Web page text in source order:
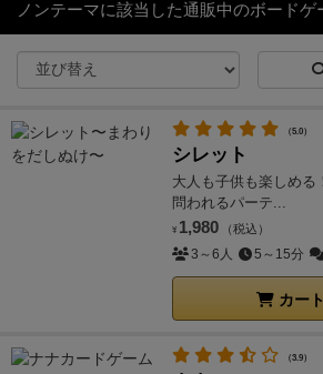
ノンテーマに該当した通販中のボードゲ
（5.0）
シレット
大人も子供も楽しめる
問われるパーテ...
¥ 1,980 （税込）
3～6人 5～15分
カー
（3.9）